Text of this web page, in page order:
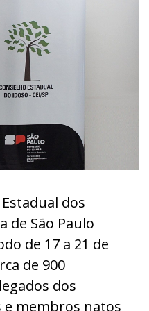
dos
de São Paulo
de 17 a 21 de
de 900
dos
e membros natos